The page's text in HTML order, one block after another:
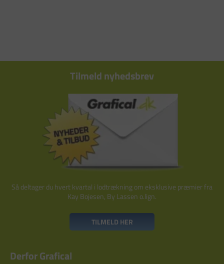
Tilmeld nyhedsbrev
Så deltager du hvert kvartal i lodtrækning om eksklusive præmier fra
Kay Bojesen, By Lassen o.lign.
TILMELD HER
Derfor Grafical